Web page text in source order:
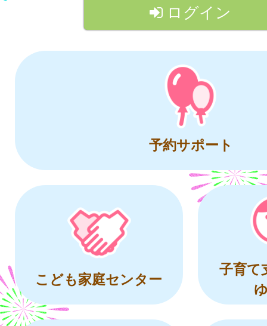
ログイン
予約サポート
こども家庭センター
子育て